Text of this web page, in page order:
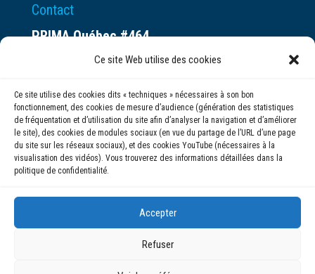
Ce site Web utilise des cookies
Ce site utilise des cookies dits « techniques » nécessaires à son bon
fonctionnement, des cookies de mesure d’audience (génération des statistiques
de fréquentation et d’utilisation du site afin d’analyser la navigation et d’améliorer
le site), des cookies de modules sociaux (en vue du partage de l’URL d’une page
du site sur les réseaux sociaux), et des cookies YouTube (nécessaires à la
visualisation des vidéos). Vous trouverez des informations détaillées dans la
politique de confidentialité.
Accepter
Refuser
Contact
PRIMA Québec #464
Espace ax.c
Montréal (QC) H3C 0B4
(514) 284-0211